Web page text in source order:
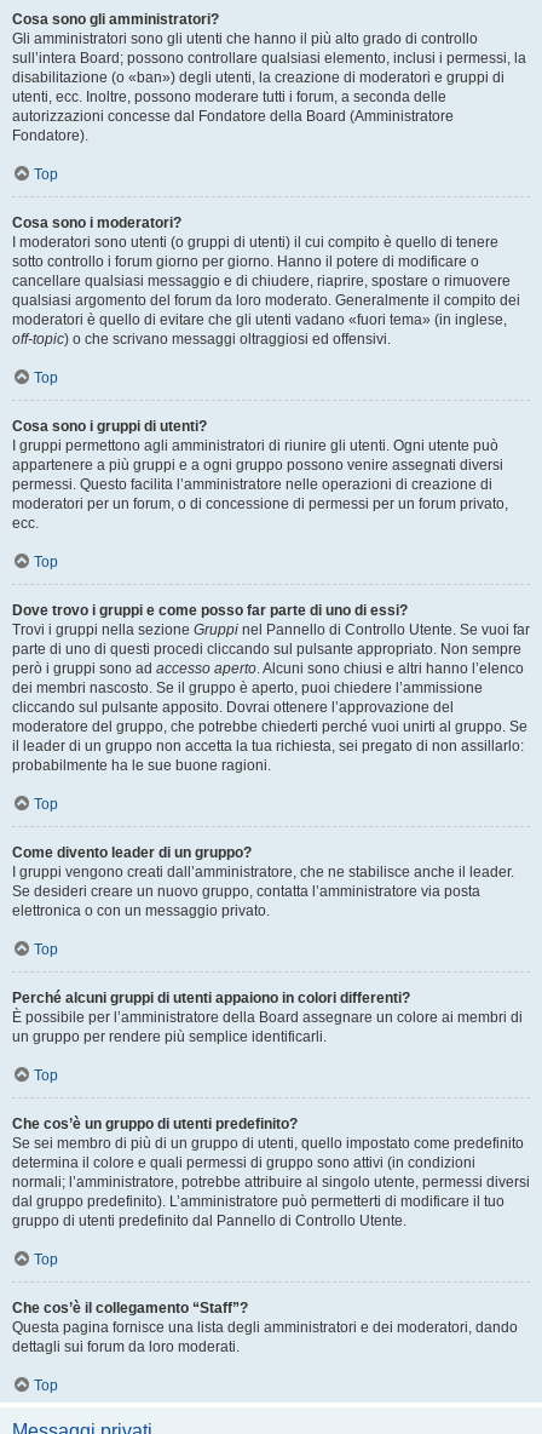
Cosa sono gli amministratori?
Gli amministratori sono gli utenti che hanno il più alto grado di controllo
sull’intera Board; possono controllare qualsiasi elemento, inclusi i permessi, la
disabilitazione (o «ban») degli utenti, la creazione di moderatori e gruppi di
utenti, ecc. Inoltre, possono moderare tutti i forum, a seconda delle
autorizzazioni concesse dal Fondatore della Board (Amministratore
Fondatore).
Top
Cosa sono i moderatori?
I moderatori sono utenti (o gruppi di utenti) il cui compito è quello di tenere
sotto controllo i forum giorno per giorno. Hanno il potere di modificare o
cancellare qualsiasi messaggio e di chiudere, riaprire, spostare o rimuovere
qualsiasi argomento del forum da loro moderato. Generalmente il compito dei
moderatori è quello di evitare che gli utenti vadano «fuori tema» (in inglese,
off-topic) o che scrivano messaggi oltraggiosi ed offensivi.
Top
Cosa sono i gruppi di utenti?
I gruppi permettono agli amministratori di riunire gli utenti. Ogni utente può
appartenere a più gruppi e a ogni gruppo possono venire assegnati diversi
permessi. Questo facilita l’amministratore nelle operazioni di creazione di
moderatori per un forum, o di concessione di permessi per un forum privato,
ecc.
Top
Dove trovo i gruppi e come posso far parte di uno di essi?
Trovi i gruppi nella sezione Gruppi nel Pannello di Controllo Utente. Se vuoi far
parte di uno di questi procedi cliccando sul pulsante appropriato. Non sempre
però i gruppi sono ad accesso aperto. Alcuni sono chiusi e altri hanno l’elenco
dei membri nascosto. Se il gruppo è aperto, puoi chiedere l’ammissione
cliccando sul pulsante apposito. Dovrai ottenere l’approvazione del
moderatore del gruppo, che potrebbe chiederti perché vuoi unirti al gruppo. Se
il leader di un gruppo non accetta la tua richiesta, sei pregato di non assillarlo:
probabilmente ha le sue buone ragioni.
Top
Come divento leader di un gruppo?
I gruppi vengono creati dall’amministratore, che ne stabilisce anche il leader.
Se desideri creare un nuovo gruppo, contatta l’amministratore via posta
elettronica o con un messaggio privato.
Top
Perché alcuni gruppi di utenti appaiono in colori differenti?
È possibile per l’amministratore della Board assegnare un colore ai membri di
un gruppo per rendere più semplice identificarli.
Top
Che cos’è un gruppo di utenti predefinito?
Se sei membro di più di un gruppo di utenti, quello impostato come predefinito
determina il colore e quali permessi di gruppo sono attivi (in condizioni
normali; l’amministratore, potrebbe attribuire al singolo utente, permessi diversi
dal gruppo predefinito). L’amministratore può permetterti di modificare il tuo
gruppo di utenti predefinito dal Pannello di Controllo Utente.
Top
Che cos’è il collegamento “Staff”?
Questa pagina fornisce una lista degli amministratori e dei moderatori, dando
dettagli sui forum da loro moderati.
Top